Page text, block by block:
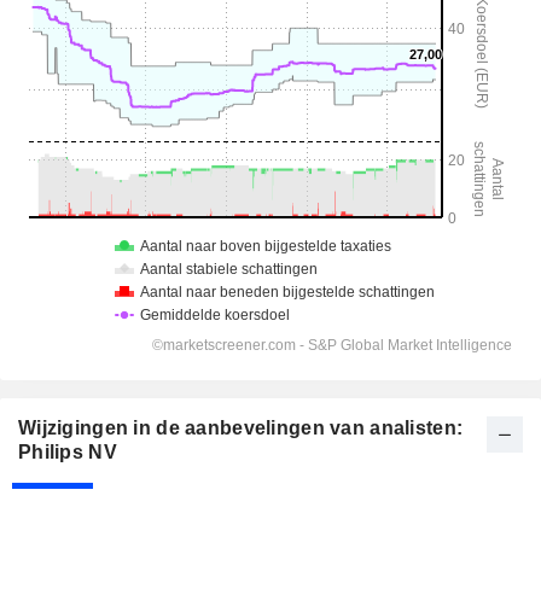
Wijzigingen in de aanbevelingen van analisten:
Philips NV